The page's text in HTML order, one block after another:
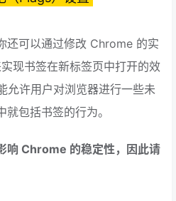
还可以通过修改 Chrome 的实
现书签在新标签页中打开的效
允许用户对浏览器进行一些未
包括书签的行为。
响 Chrome 的稳定性，因此请